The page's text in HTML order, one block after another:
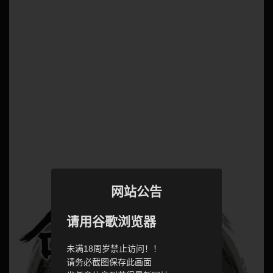
网站公告
请用谷歌浏览器
未满18周岁禁止访问！！
请务必截图保存此画面